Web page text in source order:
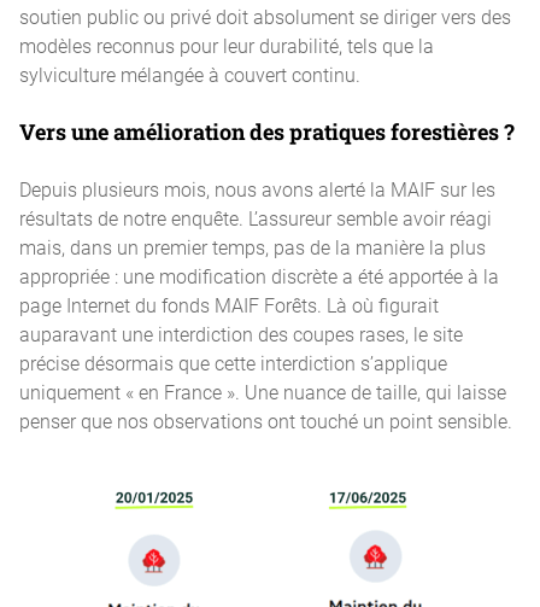
soutien public ou privé doit absolument se diriger vers des
modèles reconnus pour leur durabilité, tels que la
sylviculture mélangée à couvert continu.
Vers une amélioration des pratiques forestières ?
Depuis plusieurs mois, nous avons alerté la MAIF sur les
résultats de notre enquête. L’assureur semble avoir réagi
mais, dans un premier temps, pas de la manière la plus
appropriée : une modification discrète a été apportée à la
page Internet du fonds MAIF Forêts. Là où figurait
auparavant une interdiction des coupes rases, le site
précise désormais que cette interdiction s’applique
uniquement « en France ». Une nuance de taille, qui laisse
penser que nos observations ont touché un point sensible.